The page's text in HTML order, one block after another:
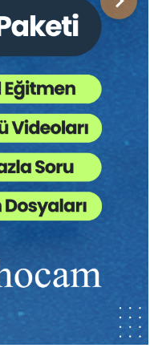
Medeni Hukuk
kendileri ve aileleri ile
almaması çeşitli
velayet hakkı